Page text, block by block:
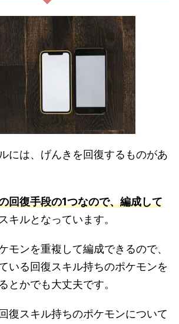
には、げんきを回復するものがあ
回復手段の1つなので、編成して
スキルとなっています。
モンを重複して編成できるので、
いる回復スキル持ちのポケモンを
とかでも大丈夫です。
復スキル持ちのポケモンについて